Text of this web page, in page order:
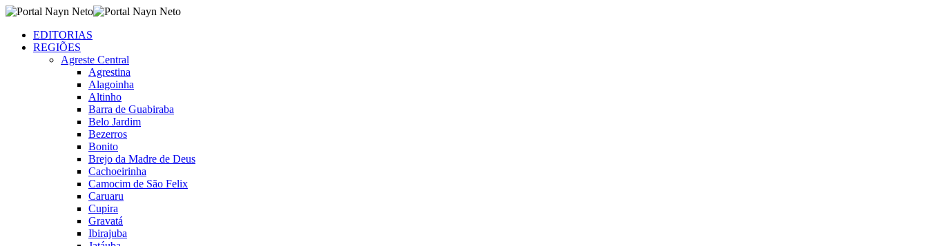
EDITORIAS
REGIÕES
Agreste Central
Agrestina
Alagoinha
Altinho
Barra de Guabiraba
Belo Jardim
Bezerros
Bonito
Brejo da Madre de Deus
Cachoeirinha
Camocim de São Felix
Caruaru
Cupira
Gravatá
Ibirajuba